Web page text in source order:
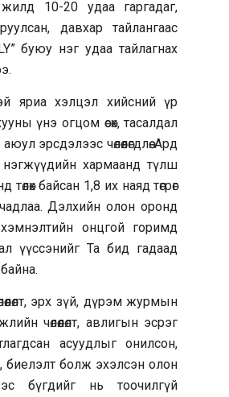
10-20 удаа гаргадаг,
давхар тайлангаас
буюу нэг удаа тайлагнах
яриа хэлцэл хийсний үр
үнэ огцом өсөх, тасалдал
эрсдэлээс чөлөөлөгдлөө. Ард
хармаанд түлш
байсан 1,8 их наяд төгрөг
Дэлхийн олон оронд
хэмнэлтийн онцгой горимд
үүссэнийг Та бид гадаад
эрх зүй, дүрэм журмын
чөлөөлөлт, авлигын эсрэг
асуудлыг онилсон,
биелэлт болж эхэлсэн олон
бүгдийг нь тоочилгүй